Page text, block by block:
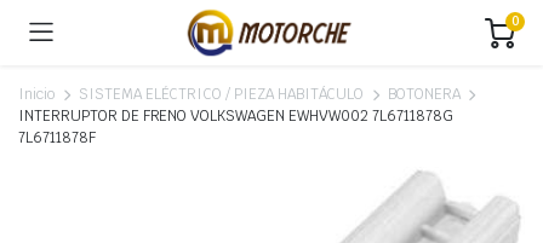
0
Inicio SISTEMA ELÉCTRICO / PIEZA HABITÁCULO
BOTONERA
INTERRUPTOR DE FRENO VOLKSWAGEN EWHVW002 7L6711878G
7L6711878F